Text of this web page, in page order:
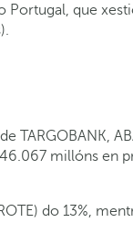
que
TARGOBANK,
millóns en
do 13%,